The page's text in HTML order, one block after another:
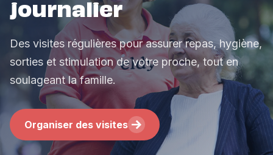
journalier
Des visites régulières pour assurer repas, hygiène,
sorties et stimulation de votre proche, tout en
soulageant la famille.
Organiser des visites